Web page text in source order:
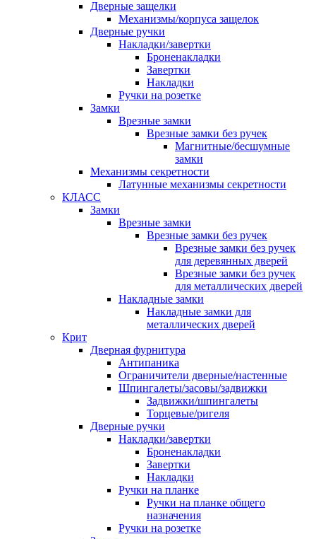
Дверные защелки
Механизмы/корпуса защелок
Дверные ручки
Накладки/завертки
Броненакладки
Завертки
Накладки
Ручки на розетке
Замки
Врезные замки
Врезные замки без ручек
Магнитные/бесшумные
замки
Механизмы секретности
Латунные механизмы секретности
КЛАСС
Замки
Врезные замки
Врезные замки без ручек
Врезные замки без ручек
для деревянных дверей
Врезные замки без ручек
для металлических дверей
Накладные замки
Накладные замки для
металлических дверей
Крит
Дверная фурнитура
Антипаника
Ограничители дверные/настенные
Шпингалеты/засовы/задвижки
Задвижки/шпингалеты
Торцевые/ригеля
Дверные ручки
Накладки/завертки
Броненакладки
Завертки
Накладки
Ручки на планке
Ручки на планке общего
назначения
Ручки на розетке